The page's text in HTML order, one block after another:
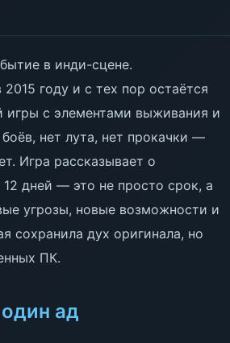
в инди-сцене.
году и с тех пор остаётся
с элементами выживания и
нет лута, нет прокачки —
Игра рассказывает о
дней — это не просто срок, а
угрозы, новые возможности и
сохранила дух оригинала, но
ПК.
ад